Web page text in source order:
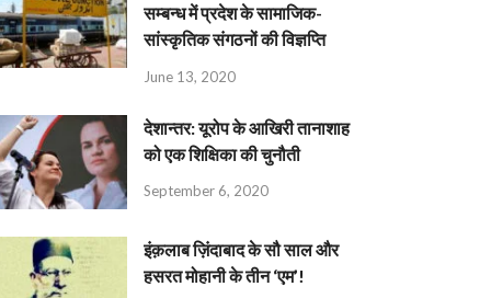
सम्बन्ध में प्रदेश के सामाजिक-
सांस्कृतिक संगठनों की विज्ञप्ति
June 13, 2020
देशान्‍तर: यूरोप के आखिरी तानाशाह
को एक शिक्षिका की चुनौती
September 6, 2020
इंक़लाब ज़िंदाबाद के सौ साल और
हसरत मोहानी के तीन ‘एम’!